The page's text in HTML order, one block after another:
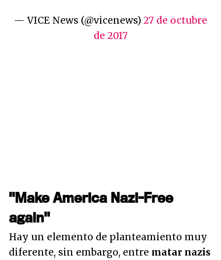
— VICE News (@vicenews) 27 de octubre
de 2017
"Make America Nazi-Free
again"
Hay un elemento de planteamiento muy
diferente, sin embargo, entre matar nazis